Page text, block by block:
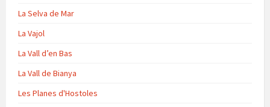
La Selva de Mar
La Vajol
La Vall d’en Bas
La Vall de Bianya
Les Planes d'Hostoles